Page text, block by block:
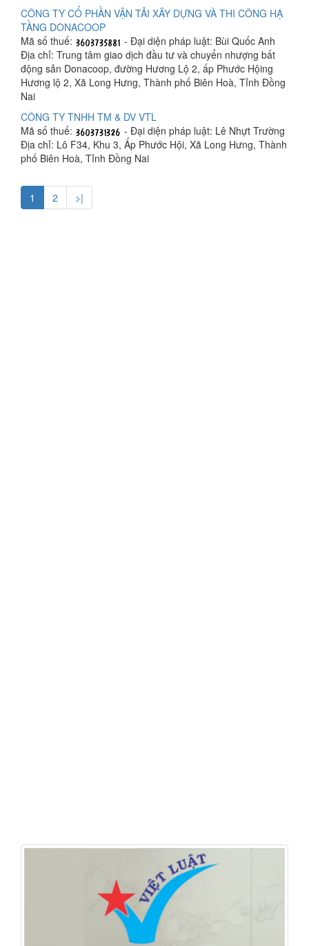
CÔNG TY CỔ PHẦN VẬN TẢI XÂY DỰNG VÀ THI CÔNG HẠ
TẦNG DONACOOP
Mã số thuế:
- Đại diện pháp luật: Bùi Quốc Anh
Địa chỉ: Trung tâm giao dịch đầu tư và chuyển nhượng bất
động sản Donacoop, đường Hương Lộ 2, ấp Phước Hộing
Hương lộ 2, Xã Long Hưng, Thành phố Biên Hoà, Tỉnh Đồng
Nai
CÔNG TY TNHH TM & DV VTL
Mã số thuế:
- Đại diện pháp luật: Lê Nhựt Trường
Địa chỉ: Lô F34, Khu 3, Ấp Phước Hội, Xã Long Hưng, Thành
phố Biên Hoà, Tỉnh Đồng Nai
1 2 >|